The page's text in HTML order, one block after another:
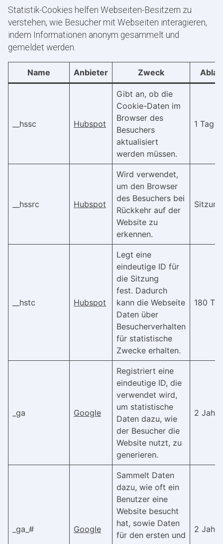
Statistik-Cookies helfen Webseiten-Besitzern zu
verstehen, wie Besucher mit Webseiten interagieren,
indem Informationen anonym gesammelt und
gemeldet werden.
Name Anbieter Zweck
__hssc Hubspot
Gibt an, ob die
Cookie-Daten im
Browser des
Besuchers
aktualisiert
werden müssen.
1 Tag
__hssrc Hubspot
Wird verwendet,
um den Browser
des Besuchers bei
Rückkehr auf der
Website zu
erkennen.
Sitzung
__hstc Hubspot
Legt eine
eindeutige ID für
die Sitzung
fest. Dadurch
kann die Webseite
Daten über
Besucherverhalten
für statistische
Zwecke erhalten.
180
_ga Google
Registriert eine
eindeutige ID, die
verwendet wird,
um statistische
Daten dazu, wie
der Besucher die
Website nutzt, zu
generieren.
2 Jahre
_ga_# Google
Sammelt Daten
dazu, wie oft ein
Benutzer eine
Website besucht
hat, sowie Daten
für den ersten und
2 Jahre